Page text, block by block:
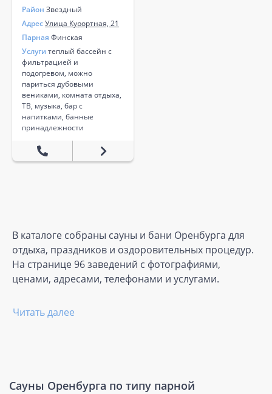
Район Звездный
АдресУлица Курортная, 21
Парная Финская
Услуги теплый бассейн с
фильтрацией и
подогревом, можно
париться дубовыми
вениками, комната отдыха,
ТВ, музыка, бар с
напитками, банные
принадлежности
В каталоге собраны сауны и бани Оренбурга для
отдыха, праздников и оздоровительных процедур.
На странице 96 заведений с фотографиями,
ценами, адресами, телефонами и услугами.
Читать далее
Сауны Оренбурга по типу парной